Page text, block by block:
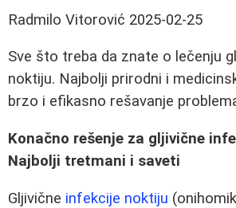
Radmilo Vitorović 2025-02-25
Sve što treba da znate o lečenju
noktiju. Najbolji prirodni i
brzo i efikasno rešavanje
Konačno rešenje za gljivične
Najbolji tretmani i saveti
Gljivične infekcije noktiju